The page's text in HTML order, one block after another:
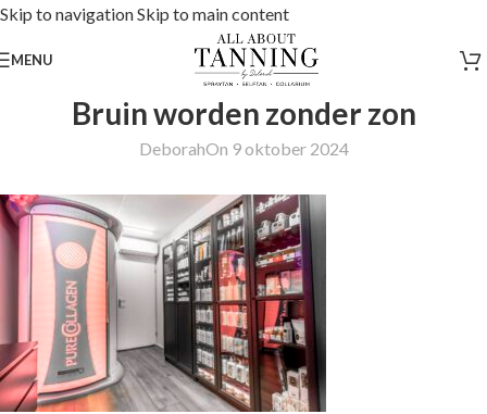
Skip to navigationSkip to main content
MENU
Bruin worden zonder zon
DeborahOn 9 oktober 2024